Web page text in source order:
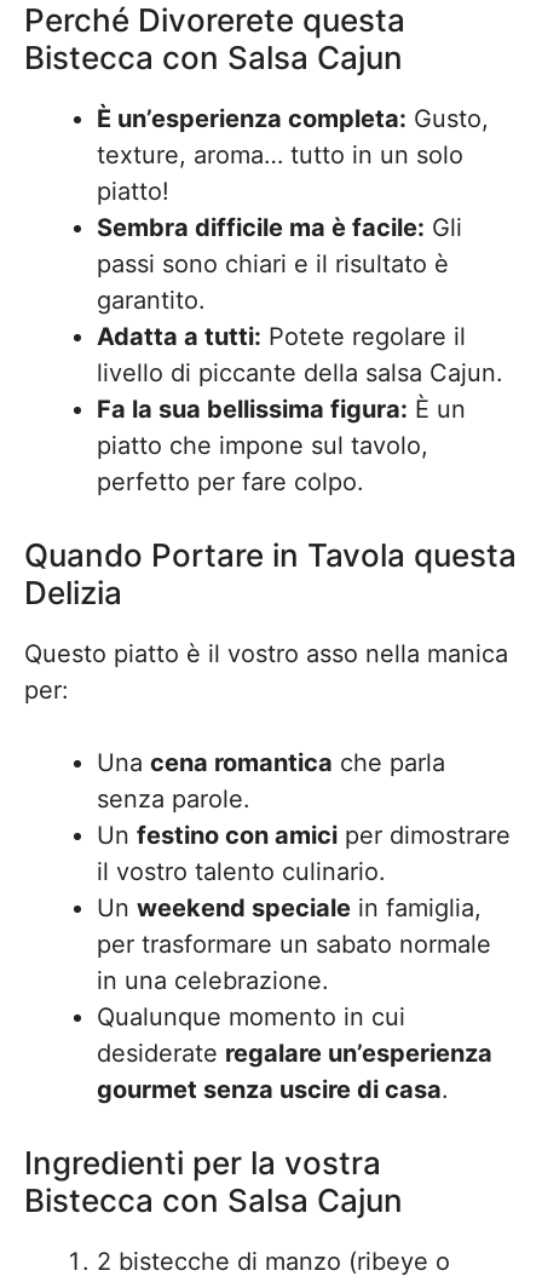
Perché Divorerete questa
Bistecca con Salsa Cajun
È un’esperienza completa: Gusto,
texture, aroma… tutto in un solo
piatto!
Sembra difficile ma è facile: Gli
passi sono chiari e il risultato è
garantito.
Adatta a tutti: Potete regolare il
livello di piccante della salsa Cajun.
Fa la sua bellissima figura: È un
piatto che impone sul tavolo,
perfetto per fare colpo.
Quando Portare in Tavola questa
Delizia
Questo piatto è il vostro asso nella manica
per:
Una cena romantica che parla
senza parole.
Un festino con amici per dimostrare
il vostro talento culinario.
Un weekend speciale in famiglia,
per trasformare un sabato normale
in una celebrazione.
Qualunque momento in cui
desiderate regalare un’esperienza
gourmet senza uscire di casa.
Ingredienti per la vostra
Bistecca con Salsa Cajun
2 bistecche di manzo (ribeye o